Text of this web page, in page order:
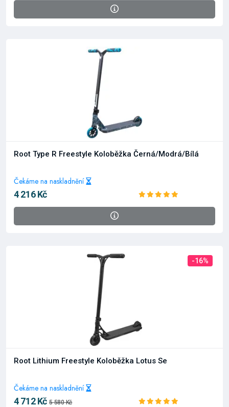
Root Type R Freestyle Koloběžka Černá/Modrá/Bílá
Čekáme na naskladnění
4 216 Kč
-16%
Root Lithium Freestyle Koloběžka Lotus Se
Čekáme na naskladnění
4 712 Kč 5 580 Kč